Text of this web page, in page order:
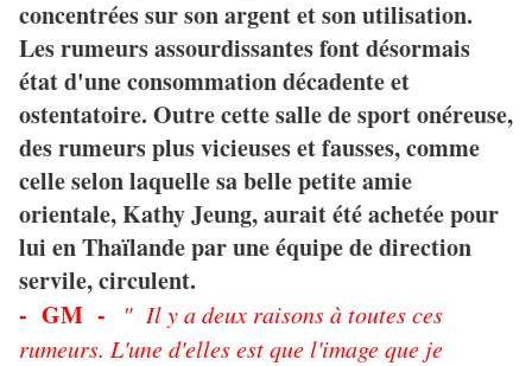
concentrées sur son argent et son utilisation.
Les rumeurs assourdissantes font désormais
état d'une consommation décadente et
ostentatoire. Outre cette salle de sport onéreuse,
des rumeurs plus vicieuses et fausses, comme
celle selon laquelle sa belle petite amie
orientale, Kathy Jeung, aurait été achetée pour
lui en Thaïlande par une équipe de direction
servile, circulent.
- GM -
" Il y a deux raisons à toutes ces
rumeurs. L'une d'elles est que l'image que je